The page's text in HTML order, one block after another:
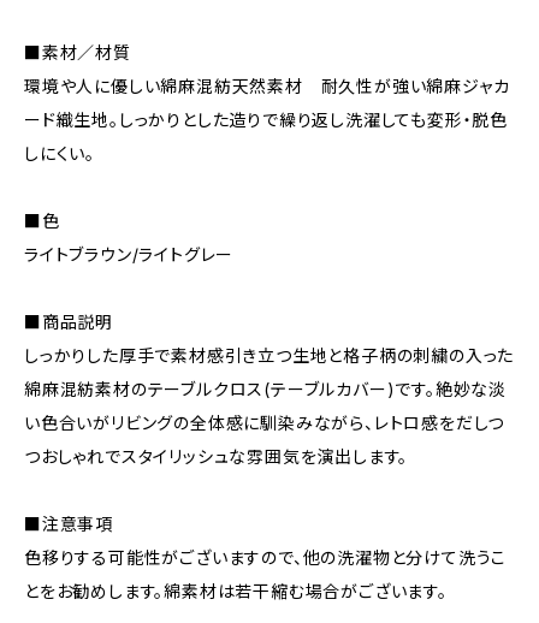
■素材／材質
環境や人に優しい綿麻混紡天然素材 耐久性が強い綿麻ジャカ
ード織生地。しっかりとした造りで繰り返し洗濯しても変形・脱色
しにくい。
■色
ライトブラウン/ライトグレー
■商品説明
しっかりした厚手で素材感引き立つ生地と格子柄の刺繍の入った
綿麻混紡素材のテーブルクロス(テーブルカバー)です。絶妙な淡
い色合いがリビングの全体感に馴染みながら、レトロ感をだしつ
つおしゃれでスタイリッシュな雰囲気を演出します。
■注意事項
色移りする可能性がございますので、他の洗濯物と分けて洗うこ
とをお勧めします。綿素材は若干縮む場合がございます。